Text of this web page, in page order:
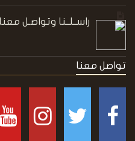
راســلــنا وتواصـل معنا
تواصل معنا